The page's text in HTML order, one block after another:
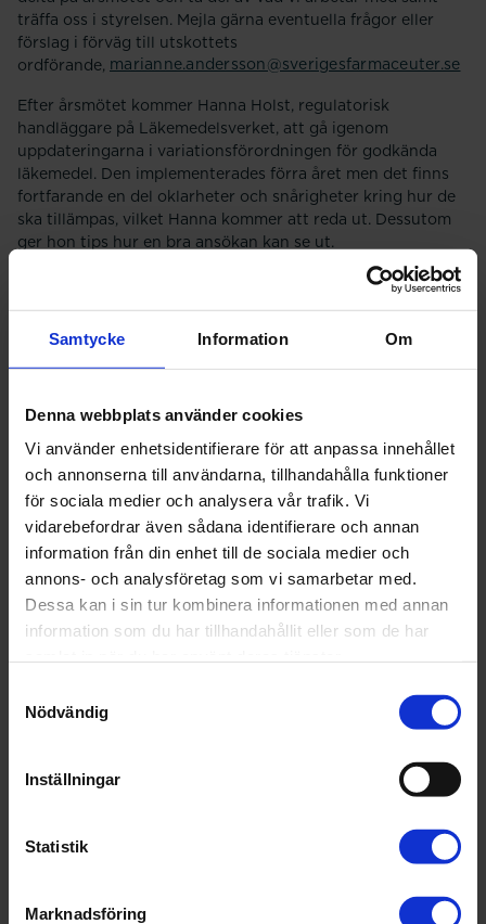
Samtycke Information Om
Denna webbplats använder cookies
Vi använder enhetsidentifierare för att anpassa innehållet
och annonserna till användarna, tillhandahålla funktioner
för sociala medier och analysera vår trafik. Vi
vidarebefordrar även sådana identifierare och annan
information från din enhet till de sociala medier och
annons- och analysföretag som vi samarbetar med.
Dessa kan i sin tur kombinera informationen med annan
information som du har tillhandahållit eller som de har
Nödvändig
Inställningar
Statistik
Marknadsföring
Tid:
träffa oss i styrelsen. Mejla gärna eventuella frågor eller
förslag i förväg till utskottets
ordförande, marianne.andersson@sverigesfarmaceuter.se
Efter årsmötet kommer Hanna Holst, regulatorisk
handläggare på Läkemedelsverket, att gå igenom
uppdateringarna i variationsförordningen för godkända
läkemedel. Den implementerades förra året men det finns
fortfarande en del oklarheter och snårigheter kring hur de
ska tillämpas, vilket Hanna kommer att reda ut. Dessutom
ger hon tips hur en bra ansökan kan se ut.
Mötet hålls digitalt via Zoom. Du får en länk till mötet efter
möteshandlingarna.
Verksamhetsberättelse och
verksamhetsplan
Varmt välkommen att delta!
Vänliga hälsningar
Industriutskottets styrelse, Sveriges Farmaceuter